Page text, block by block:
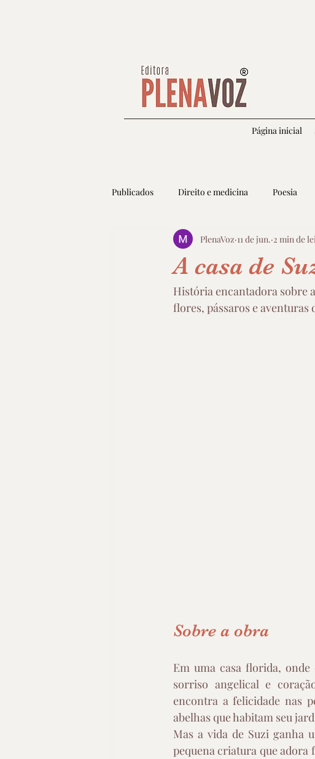
Página inicial
Publicados Direito e medicina Poesia
Autoconhecimento e espiritualidade
A casa de
PlenaVoz 11 de jun. 2 min de
História encantadora sobre
flores, pássaros e aventuras
Sobre a obra
Em uma casa florida,
sorriso angelical e
encontra a felicidade nas
abelhas que habitam seu
Mas a vida de Suzi ganha
pequena criatura que adora